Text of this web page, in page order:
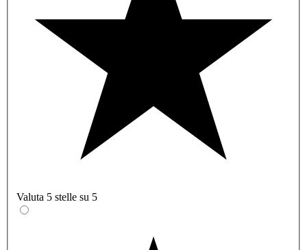
Valuta 5 stelle su 5